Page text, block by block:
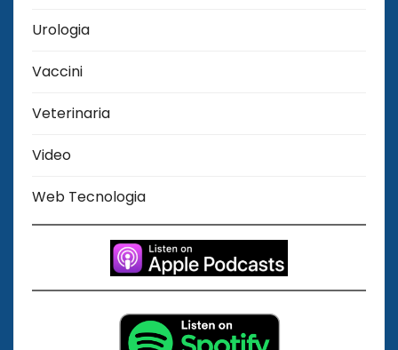
Urologia
Vaccini
Veterinaria
Video
Web Tecnologia